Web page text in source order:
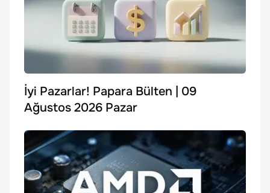
İyi Pazarlar! Papara Bülten | 09
Ağustos 2026 Pazar